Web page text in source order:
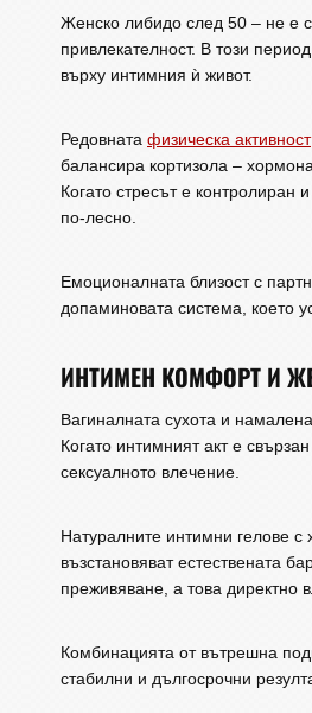
Женско либидо след 50 – не е
привлекателност. В този
върху интимния ѝ живот.
Редовната физическа активност
балансира кортизола –
Когато стресът е контролиран
по-лесно.
Емоционалната близост с
допаминовата система, което
ИНТИМЕН КОМФОРТ И
Вагиналната сухота и
Когато интимният акт е
сексуалното влечение.
Натуралните интимни гелове
възстановяват естествената
преживяване, а това директно
Комбинацията от вътрешна
стабилни и дългосрочни